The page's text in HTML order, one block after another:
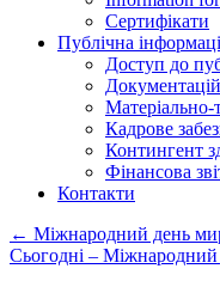
Сертифікати
Публічна
Доступ до
Матеріально-
Кадрове
Контингент
Фінансова
Контакти
← Міжнародний день
Сьогодні –